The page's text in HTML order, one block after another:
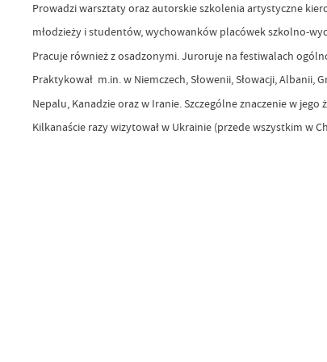
Prowadzi warsztaty oraz autorskie szkolenia artystyczne
młodzieży i studentów, wychowanków placówek szkolno-
Pracuje również z osadzonymi. Juroruje na festiwalach
Praktykował m.in. w Niemczech, Słowenii, Słowacji, Albanii,
Nepalu, Kanadzie oraz w Iranie. Szczególne znaczenie w
Kilkanaście razy wizytował w Ukrainie (przede wszystkim w